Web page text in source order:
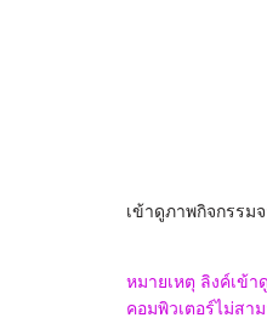
เข้าดูภาพกิจกรรมจ
หมายเหตุ ลิงค์เข้า
คอมพิวเตอร์ไม่สาม